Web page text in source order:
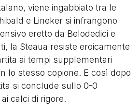
viene ingabbiato tra le
e Lineker si infrangono
eretto da Belodedici e
la Steaua resiste eroicamente
ai tempi supplementari
lo stesso copione. E così dopo
si conclude sullo 0-0
calci di rigore.